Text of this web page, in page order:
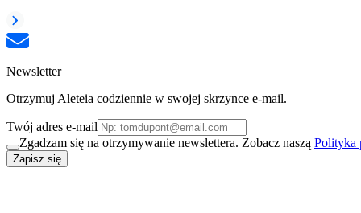
Newsletter
Otrzymuj Aleteia codziennie w swojej skrzynce e-mail.
Twój adres e-mail
Zgadzam się na otrzymywanie newslettera. Zobacz naszą Polityka
Zapisz się